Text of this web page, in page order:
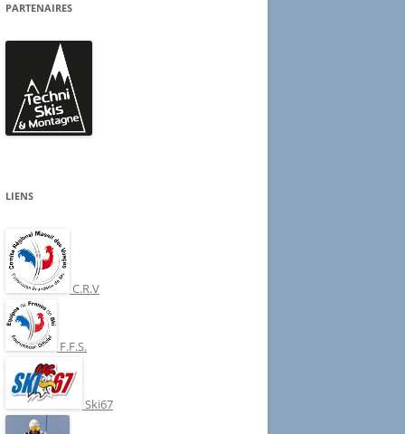
PARTENAIRES
LIENS
C.R.V
F.F.S.
Ski67